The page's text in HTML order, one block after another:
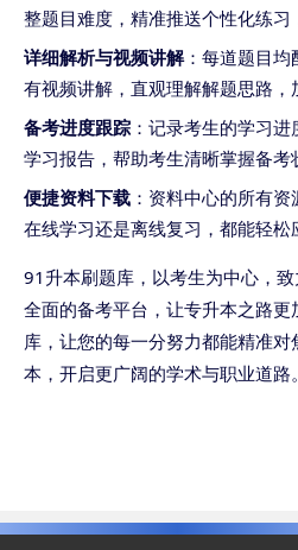
整题目难度，精准推送个性化练习
详细解析与视频讲解：每道题目均
有视频讲解，直观理解解题思路，
备考进度跟踪 ：记录考生的学习
学习报告，帮助考生清晰掌握备考
便捷资料下载 ：资料中心的所有
在线学习还是离线复习，都能轻松
91升本刷题库，以考生为中心，致
全面的备考平台，让专升本之路
库，让您的每一分努力都能精准
本，开启更广阔的学术与职业道路。